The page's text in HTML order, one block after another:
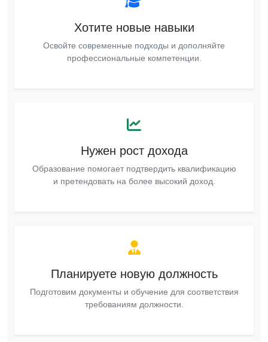
Хотите новые навыки
Освойте современные подходы и дополняйте
профессиональные компетенции.
Нужен рост дохода
Образование помогает подтвердить квалификацию
и претендовать на более высокий доход.
Планируете новую должность
Подготовим документы и обучение для соответствия
требованиям должности.